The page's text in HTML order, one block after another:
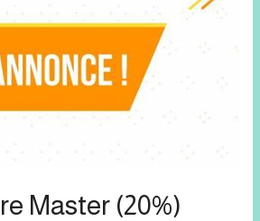
Master (20%)